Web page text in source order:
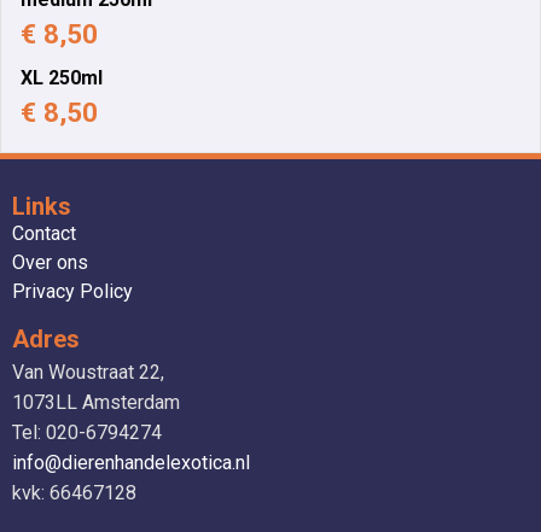
€ 8,50
XL 250ml
€ 8,50
Links
Contact
Over ons
Privacy Policy
Adres
Van Woustraat 22,
1073LL Amsterdam
Tel: 020-6794274
info@dierenhandelexotica.nl
kvk: 66467128